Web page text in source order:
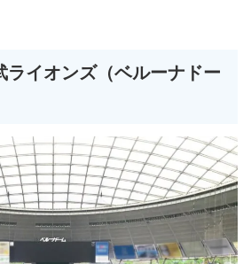
ライオンズ（ベルーナドー